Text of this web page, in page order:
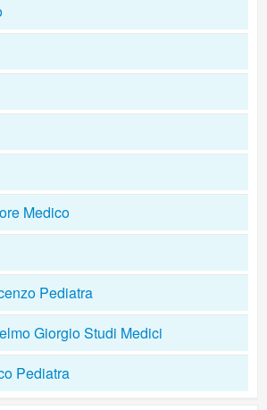
Medico
Pediatra
Giorgio Studi Medici
Pediatra